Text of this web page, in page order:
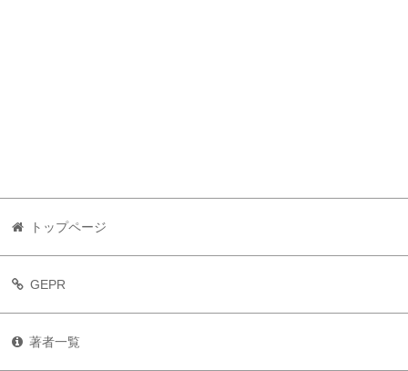
トップページ
GEPR
著者一覧